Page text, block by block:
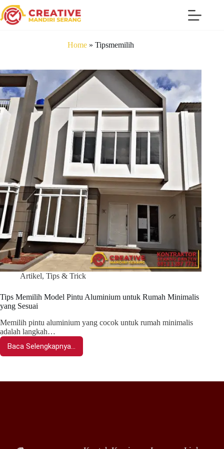
Home »Tipsmemilih
Artikel, Tips & Trick
Tips Memilih Model Pintu Aluminium untuk Rumah Minimalis
yang Sesuai
Memilih pintu aluminium yang cocok untuk rumah minimalis
adalah langkah…
Baca Selengkapnya...